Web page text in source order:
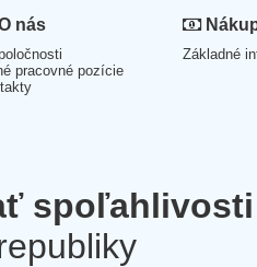
nás
pracovné pozície
Základné
spoľahlivosti